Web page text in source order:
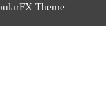
Theme